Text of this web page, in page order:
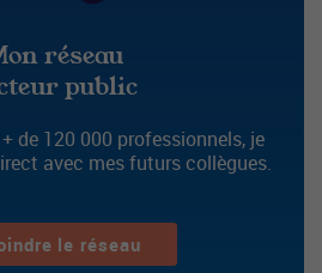
réseau
public
de 120 000 professionnels, je
avec mes futurs collègues.
le réseau